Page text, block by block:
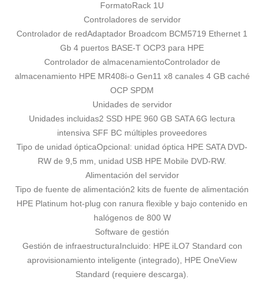
FormatoRack 1U
Controladores de servidor
Controlador de redAdaptador Broadcom BCM5719 Ethernet 1
Gb 4 puertos BASE-T OCP3 para HPE
Controlador de almacenamientoControlador de
almacenamiento HPE MR408i-o Gen11 x8 canales 4 GB caché
OCP SPDM
Unidades de servidor
Unidades incluidas2 SSD HPE 960 GB SATA 6G lectura
intensiva SFF BC múltiples proveedores
Tipo de unidad ópticaOpcional: unidad óptica HPE SATA DVD-
RW de 9,5 mm, unidad USB HPE Mobile DVD-RW.
Alimentación del servidor
Tipo de fuente de alimentación2 kits de fuente de alimentación
HPE Platinum hot-plug con ranura flexible y bajo contenido en
halógenos de 800 W
Software de gestión
Gestión de infraestructuraIncluido: HPE iLO7 Standard con
aprovisionamiento inteligente (integrado), HPE OneView
Standard (requiere descarga).